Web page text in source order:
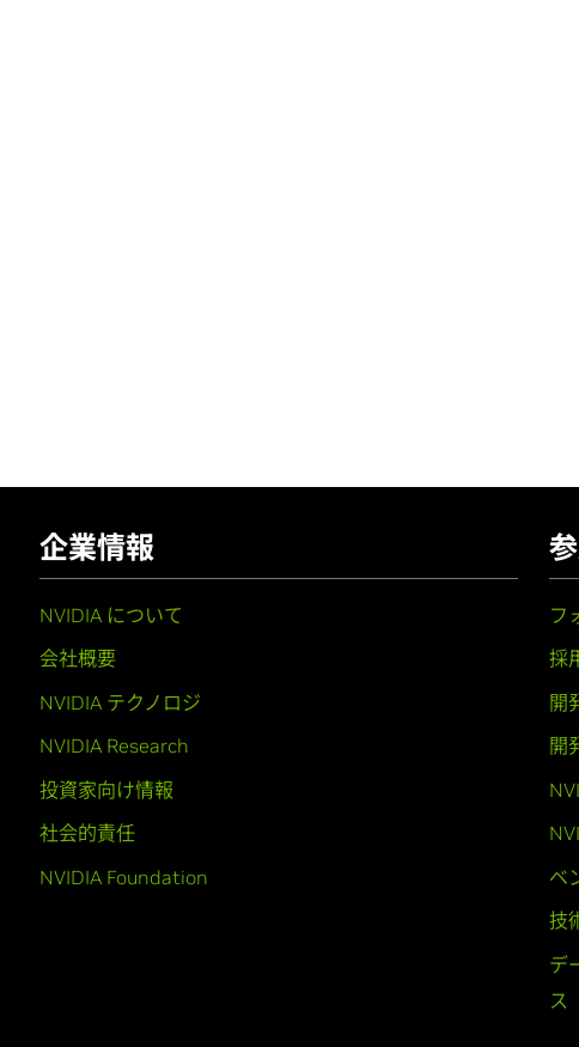
企業情報
NVIDIA について
会社概要
NVIDIA テクノロジ
NVIDIA Research
投資家向け情報
社会的責任
NVIDIA Foundation
フ
採
開
開
ベ
技
デ
ス